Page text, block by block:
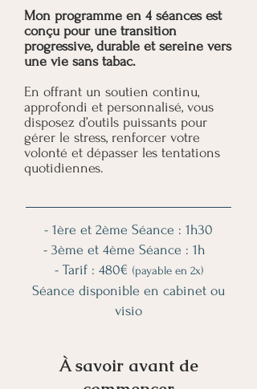
Mon programme en 4 séances est
conçu pour une transition
progressive, durable et sereine vers
une vie sans tabac.
En offrant un soutien continu,
approfondi et personnalisé, vous
disposez d’outils puissants pour
gérer le stress, renforcer votre
volonté et dépasser les tentations
quotidiennes.
- 1ère et 2ème Séance : 1h30
- 3ème et 4ème Séance : 1h
- Tarif : 480€ (payable en 2x)
Séance disponible en cabinet ou
visio
À savoir avant de